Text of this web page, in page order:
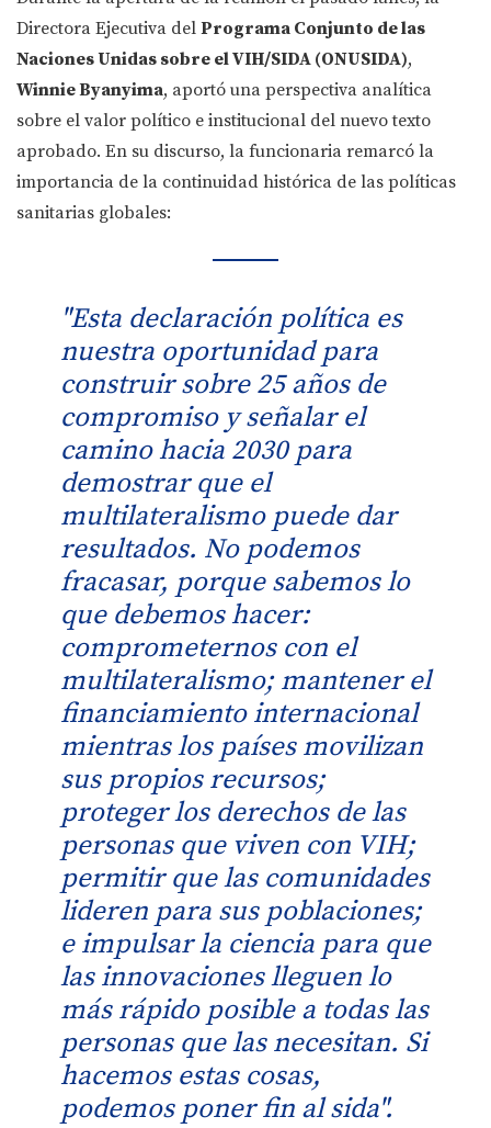
Directora Ejecutiva del Programa Conjunto de las
Naciones Unidas sobre el VIH/SIDA (ONUSIDA),
Winnie Byanyima, aportó una perspectiva analítica
sobre el valor político e institucional del nuevo texto
aprobado. En su discurso, la funcionaria remarcó la
importancia de la continuidad histórica de las políticas
sanitarias globales:
"Esta declaración política es
nuestra oportunidad para
construir sobre 25 años de
compromiso y señalar el
camino hacia 2030 para
demostrar que el
multilateralismo puede dar
resultados. No podemos
fracasar, porque sabemos lo
que debemos hacer:
comprometernos con el
multilateralismo; mantener el
financiamiento internacional
mientras los países movilizan
sus propios recursos;
proteger los derechos de las
personas que viven con VIH;
permitir que las comunidades
lideren para sus poblaciones;
e impulsar la ciencia para que
las innovaciones lleguen lo
más rápido posible a todas las
personas que las necesitan. Si
hacemos estas cosas,
podemos poner fin al sida".